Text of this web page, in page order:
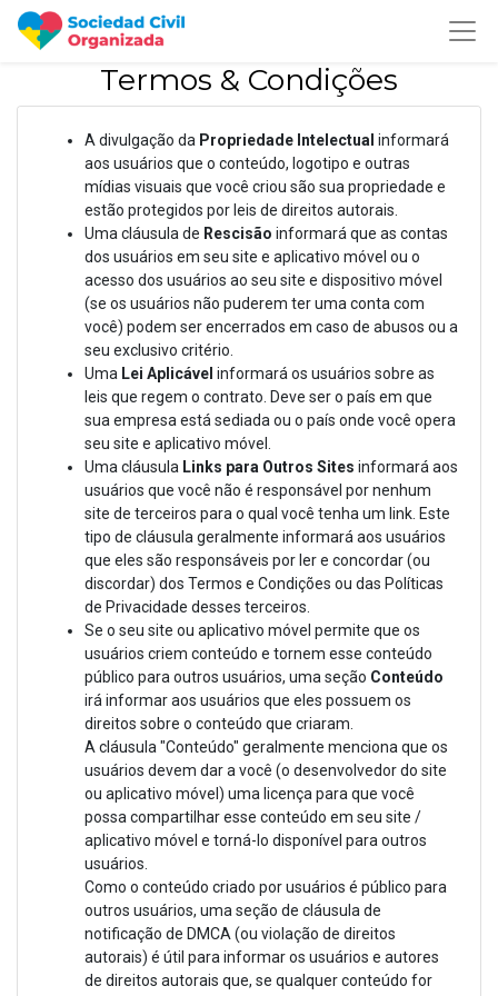
Termos & Condições
A divulgação da Propriedade Intelectual informará
aos usuários que o conteúdo, logotipo e outras
mídias visuais que você criou são sua propriedade e
estão protegidos por leis de direitos autorais.
Uma cláusula de Rescisão informará que as contas
dos usuários em seu site e aplicativo móvel ou o
acesso dos usuários ao seu site e dispositivo móvel
(se os usuários não puderem ter uma conta com
você) podem ser encerrados em caso de abusos ou a
seu exclusivo critério.
Uma Lei Aplicável informará os usuários sobre as
leis que regem o contrato. Deve ser o país em que
sua empresa está sediada ou o país onde você opera
seu site e aplicativo móvel.
Uma cláusula Links para Outros Sites informará aos
usuários que você não é responsável por nenhum
site de terceiros para o qual você tenha um link. Este
tipo de cláusula geralmente informará aos usuários
que eles são responsáveis ​​por ler e concordar (ou
discordar) dos Termos e Condições ou das Políticas
de Privacidade desses terceiros.
Se o seu site ou aplicativo móvel permite que os
usuários criem conteúdo e tornem esse conteúdo
público para outros usuários, uma seção Conteúdo
irá informar aos usuários que eles possuem os
direitos sobre o conteúdo que criaram.
A cláusula "Conteúdo" geralmente menciona que os
usuários devem dar a você (o desenvolvedor do site
ou aplicativo móvel) uma licença para que você
possa compartilhar esse conteúdo em seu site /
aplicativo móvel e torná-lo disponível para outros
usuários.
Como o conteúdo criado por usuários é público para
outros usuários, uma seção de cláusula de
notificação de DMCA (ou violação de direitos
autorais) é útil para informar os usuários e autores
de direitos autorais que, se qualquer conteúdo for